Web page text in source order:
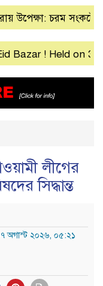
চরম সংকটে
! Held on 30th
লীগের
সিদ্ধান্ত
অগাস্ট ২০২৬, ০৫:২১